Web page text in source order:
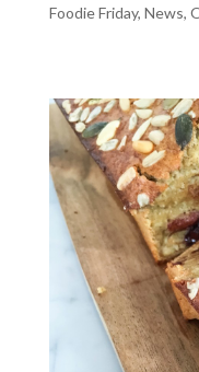
Foodie Friday, News,